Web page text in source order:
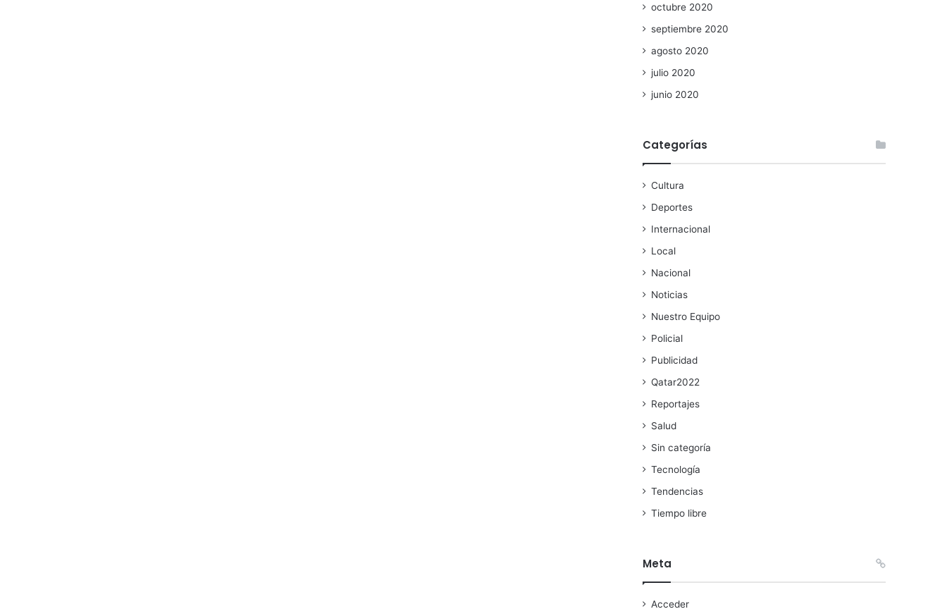
octubre 2020
septiembre 2020
agosto 2020
julio 2020
junio 2020
Categorías
Cultura
Deportes
Internacional
Local
Nacional
Noticias
Nuestro Equipo
Policial
Publicidad
Qatar2022
Reportajes
Salud
Sin categoría
Tecnología
Tendencias
Tiempo libre
Meta
Acceder